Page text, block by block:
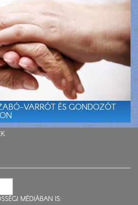
VARRÓT ÉS GONDOZÓT
MÉDIÁBAN IS: